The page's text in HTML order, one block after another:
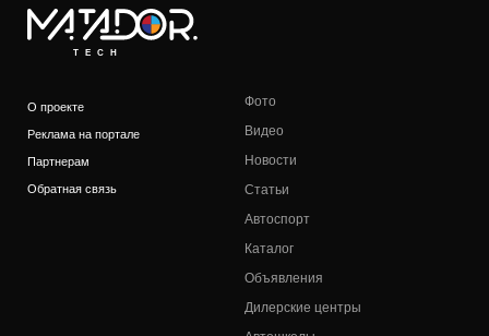
TECH
О проекте
Реклама на портале
Партнерам
Обратная связь
Фото
Видео
Новости
Статьи
Автоспорт
Каталог
Объявления
Дилерские центры